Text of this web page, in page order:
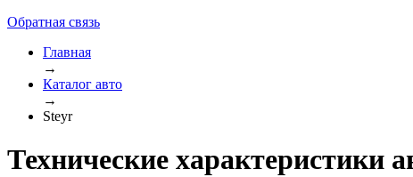
Обратная связь
Главная
→
Каталог авто
→
Steyr
Технические характеристики